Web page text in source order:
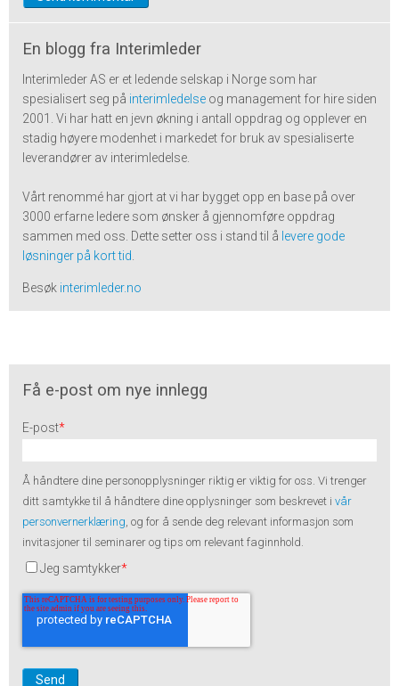
En blogg fra Interimleder
Interimleder AS er et ledende selskap i Norge som har
spesialisert seg på interimledelse og management for hire siden
2001. Vi har hatt en jevn økning i antall oppdrag og opplever en
stadig høyere modenhet i markedet for bruk av spesialiserte
leverandører av interimledelse.
Vårt renommé har gjort at vi har bygget opp en base på over
3000 erfarne ledere som ønsker å gjennomføre oppdrag
sammen med oss. Dette setter oss i stand til å levere gode
løsninger på kort tid
Besøk interimleder.no
Få e-post om nye innlegg
E-post*
Å håndtere dine personopplysninger riktig er viktig for oss. Vi trenger
ditt samtykke til å håndtere dine opplysninger som beskrevet i vår
personvernerklæring, og for å sende deg relevant informasjon som
invitasjoner til seminarer og tips om relevant faginnhold.
Jeg samtykker*